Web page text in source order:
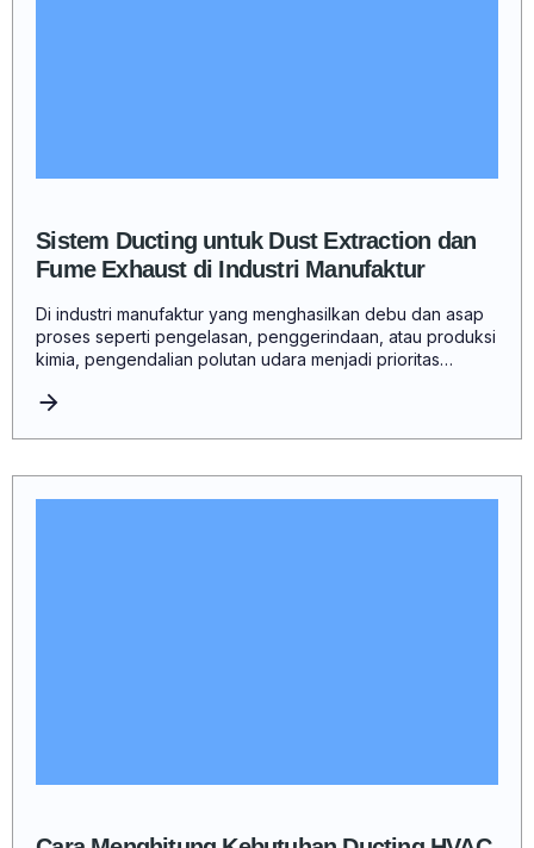
Sistem Ducting untuk Dust Extraction dan
Fume Exhaust di Industri Manufaktur
Di industri manufaktur yang menghasilkan debu dan asap
proses seperti pengelasan, penggerindaan, atau produksi
kimia, pengendalian polutan udara menjadi prioritas…